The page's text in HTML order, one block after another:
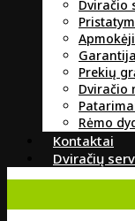
Dviračio
Garantija
Prekių
Dviračio
Rėmo
Kontaktai
Dviračių